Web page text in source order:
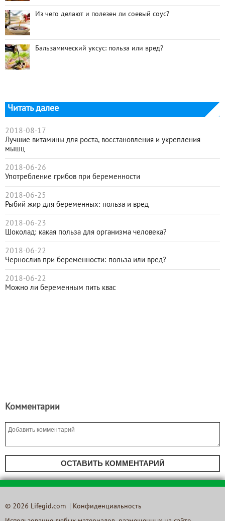
Из чего делают и полезен ли соевый соус?
Бальзамический уксус: польза или вред?
Читать далее
2018-08-17
Лучшие витамины для роста, восстановления и укрепления
мышц
2018-06-26
Употребление грибов при беременности
2018-06-25
Рыбий жир для беременных: польза и вред
2018-06-23
Шоколад: какая польза для организма человека?
2018-06-22
Чернослив при беременности: польза или вред?
2018-06-22
Можно ли беременным пить квас
Комментарии
ОСТАВИТЬ КОММЕНТАРИЙ
© 2026 Lifegid.com Конфиденциальность